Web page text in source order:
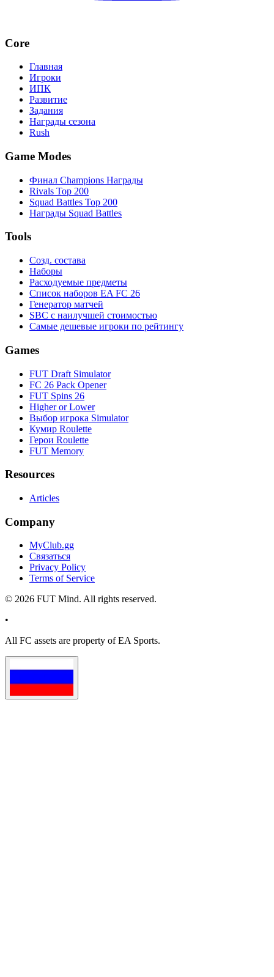
Core
Главная
Игроки
ИПК
Развитие
Задания
Награды сезона
Rush
Game Modes
Финал Champions Награды
Rivals Top 200
Squad Battles Top 200
Награды Squad Battles
Tools
Созд. состава
Наборы
Расходуемые предметы
Список наборов EA FC 26
Генератор матчей
SBC с наилучшей стоимостью
Самые дешевые игроки по рейтингу
Games
FUT Draft Simulator
FC 26 Pack Opener
FUT Spins 26
Higher or Lower
Выбор игрока Simulator
Кумир Roulette
Герои Roulette
FUT Memory
Resources
Articles
Company
MyClub.gg
Связаться
Privacy Policy
Terms of Service
© 2026 FUT Mind. All rights reserved.
•
All FC assets are property of EA Sports.